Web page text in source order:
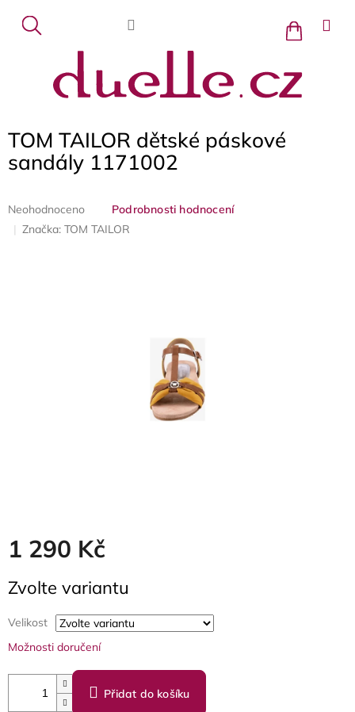
obsah
Nákupní
košík
TOM TAILOR dětské páskové
sandály 1171002
Průměrné
produktu
Neohodnoceno
Podrobnosti hodnocení
Značka: TOM TAILOR
1 290 Kč
cena:
Zvolte variantu
Velikost
Možnosti doručení
Přidat do košíku